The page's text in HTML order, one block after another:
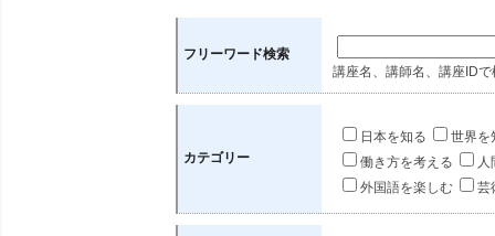
フリーワード検索
講座名、講師名、講座IDで
カテゴリー
日本を知る
世界を
働き方を考える
人
外国語を楽しむ
芸